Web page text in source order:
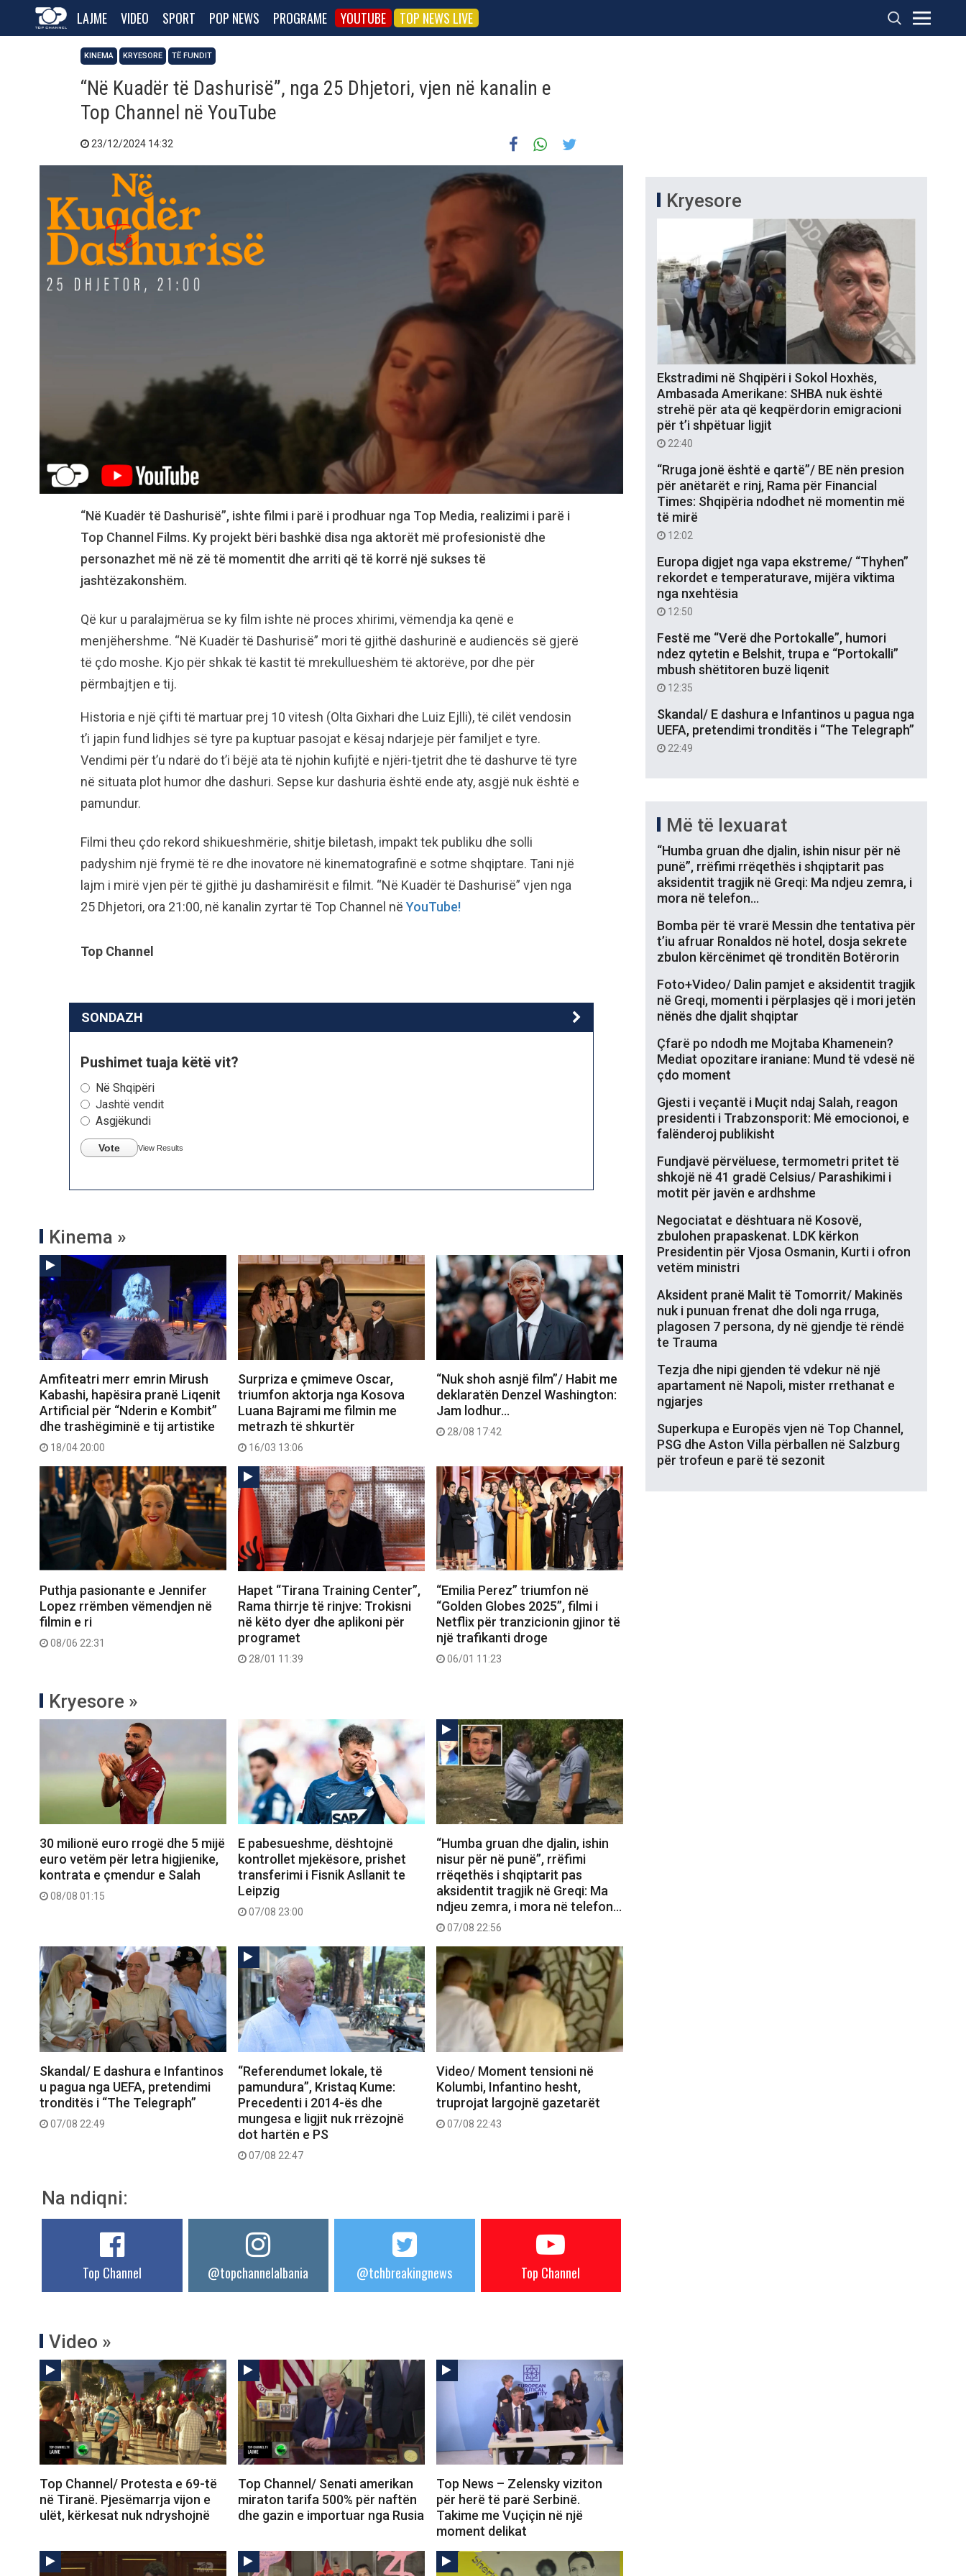
LAJME VIDEO SPORT POP NEWS PROGRAME YOUTUBE TOP NEWS LIVE
KINEMA KRYESORE TË FUNDIT
“Në Kuadër të Dashurisë”, nga 25 Dhjetori, vjen në kanalin e
Top Channel në YouTube
23/12/2024 14:32
“Në Kuadër të Dashurisë”, ishte filmi i parë i prodhuar nga Top Media, realizimi i parë i
Top Channel Films. Ky projekt bëri bashkë disa nga aktorët më profesionistë dhe
personazhet më në zë të momentit dhe arriti që të korrë një sukses të
jashtëzakonshëm.
Që kur u paralajmërua se ky film ishte në proces xhirimi, vëmendja ka qenë e
menjëhershme. “Në Kuadër të Dashurisë” mori të gjithë dashurinë e audiencës së gjerë
të çdo moshe. Kjo për shkak të kastit të mrekullueshëm të aktorëve, por dhe për
përmbajtjen e tij.
Historia e një çifti të martuar prej 10 vitesh (Olta Gixhari dhe Luiz Ejlli), të cilët vendosin
t’i japin fund lidhjes së tyre pa kuptuar pasojat e kësaj ndarjeje për familjet e tyre.
Vendimi për t’u ndarë do t’i bëjë ata të njohin kufijtë e njëri-tjetrit dhe të dashurve të tyre
në situata plot humor dhe dashuri. Sepse kur dashuria është ende aty, asgjë nuk është e
pamundur.
Filmi theu çdo rekord shikueshmërie, shitje biletash, impakt tek publiku dhe solli
padyshim një frymë të re dhe inovatore në kinematografinë e sotme shqiptare. Tani një
lajm i mirë vjen për të gjithë ju dashamirësit e filmit. “Në Kuadër të Dashurisë” vjen nga
25 Dhjetori, ora 21:00, në kanalin zyrtar të Top Channel në YouTube!
Top Channel
SONDAZH
Pushimet tuaja këtë vit?
Në Shqipëri
Jashtë vendit
Asgjëkundi
Vote View Results
Kinema »
Amfiteatri merr emrin Mirush
Kabashi, hapësira pranë Liqenit
Artificial për “Nderin e Kombit”
dhe trashëgiminë e tij artistike
18/04 20:00
Surpriza e çmimeve Oscar,
triumfon aktorja nga Kosova
Luana Bajrami me filmin me
metrazh të shkurtër
16/03 13:06
“Nuk shoh asnjë film”/ Habit me
deklaratën Denzel Washington:
Jam lodhur…
28/08 17:42
Puthja pasionante e Jennifer
Lopez rrëmben vëmendjen në
filmin e ri
08/06 22:31
Hapet “Tirana Training Center”,
Rama thirrje të rinjve: Trokisni
në këto dyer dhe aplikoni për
programet
28/01 11:39
“Emilia Perez” triumfon në
“Golden Globes 2025”, filmi i
Netflix për tranzicionin gjinor të
një trafikanti droge
06/01 11:23
Kryesore »
30 milionë euro rrogë dhe 5 mijë
euro vetëm për letra higjienike,
kontrata e çmendur e Salah
08/08 01:15
E pabesueshme, dështojnë
kontrollet mjekësore, prishet
transferimi i Fisnik Asllanit te
Leipzig
07/08 23:00
“Humba gruan dhe djalin, ishin
nisur për në punë”, rrëfimi
rrëqethës i shqiptarit pas
aksidentit tragjik në Greqi: Ma
ndjeu zemra, i mora në telefon…
07/08 22:56
Skandal/ E dashura e Infantinos
u pagua nga UEFA, pretendimi
tronditës i “The Telegraph”
07/08 22:49
“Referendumet lokale, të
pamundura”, Kristaq Kume:
Precedenti i 2014-ës dhe
mungesa e ligjit nuk rrëzojnë
dot hartën e PS
07/08 22:47
Video/ Moment tensioni në
Kolumbi, Infantino hesht,
truprojat largojnë gazetarët
07/08 22:43
Na ndiqni:
Top Channel @topchannelalbania @tchbreakingnews Top Channel
Video »
Top Channel/ Protesta e 69-të
në Tiranë. Pjesëmarrja vijon e
ulët, kërkesat nuk ndryshojnë
Top Channel/ Senati amerikan
miraton tarifa 500% për naftën
dhe gazin e importuar nga Rusia
Top News – Zelensky viziton
për herë të parë Serbinë.
Takime me Vuçiçin në një
moment delikat
Kryesore
Ekstradimi në Shqipëri i Sokol Hoxhës,
Ambasada Amerikane: SHBA nuk është
strehë për ata që keqpërdorin emigracioni
për t’i shpëtuar ligjit
22:40
“Rruga jonë është e qartë”/ BE nën presion
për anëtarët e rinj, Rama për Financial
Times: Shqipëria ndodhet në momentin më
të mirë
12:02
Europa digjet nga vapa ekstreme/ “Thyhen”
rekordet e temperaturave, mijëra viktima
nga nxehtësia
12:50
Festë me “Verë dhe Portokalle”, humori
ndez qytetin e Belshit, trupa e “Portokalli”
mbush shëtitoren buzë liqenit
12:35
Skandal/ E dashura e Infantinos u pagua nga
UEFA, pretendimi tronditës i “The Telegraph”
22:49
Më të lexuarat
“Humba gruan dhe djalin, ishin nisur për në
punë”, rrëfimi rrëqethës i shqiptarit pas
aksidentit tragjik në Greqi: Ma ndjeu zemra, i
mora në telefon…
Bomba për të vrarë Messin dhe tentativa për
t’iu afruar Ronaldos në hotel, dosja sekrete
zbulon kërcënimet që tronditën Botërorin
Foto+Video/ Dalin pamjet e aksidentit tragjik
në Greqi, momenti i përplasjes që i mori jetën
nënës dhe djalit shqiptar
Çfarë po ndodh me Mojtaba Khamenein?
Mediat opozitare iraniane: Mund të vdesë në
çdo moment
Gjesti i veçantë i Muçit ndaj Salah, reagon
presidenti i Trabzonsporit: Më emocionoi, e
falënderoj publikisht
Fundjavë përvëluese, termometri pritet të
shkojë në 41 gradë Celsius/ Parashikimi i
motit për javën e ardhshme
Negociatat e dështuara në Kosovë,
zbulohen prapaskenat. LDK kërkon
Presidentin për Vjosa Osmanin, Kurti i ofron
vetëm ministri
Aksident pranë Malit të Tomorrit/ Makinës
nuk i punuan frenat dhe doli nga rruga,
plagosen 7 persona, dy në gjendje të rëndë
te Trauma
Tezja dhe nipi gjenden të vdekur në një
apartament në Napoli, mister rrethanat e
ngjarjes
Superkupa e Europës vjen në Top Channel,
PSG dhe Aston Villa përballen në Salzburg
për trofeun e parë të sezonit